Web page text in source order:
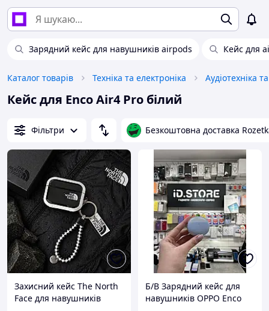
Зарядний кейс для навушників airpods Кейс для
Каталог товарів Техніка та електроніка Аудіотехніка
Кейс для Enco Air4 Pro білий
Фільтри Безкоштовна доставка
Захисний кейс The North
Face для навушників
Б/В Зарядний кейс для
навушників OPPO Enco